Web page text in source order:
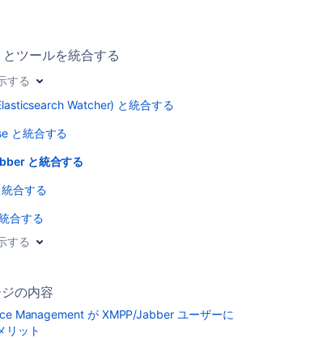
とツールを統合する
する
Watcher) と統合する
と統合する
と統合する
合する
合する
する
の内容
Management が XMPP/Jabber ユーザーに
リット